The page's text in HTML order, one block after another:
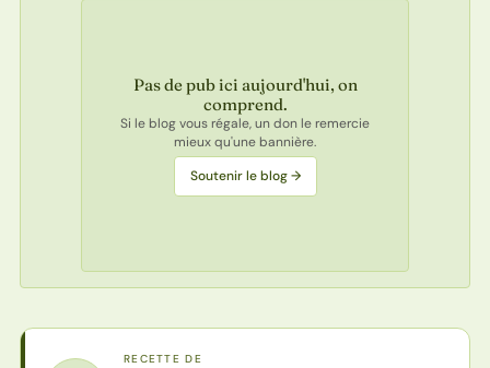
Pas de pub ici aujourd'hui, on
comprend.
Si le blog vous régale, un don le remercie
mieux qu'une bannière.
Soutenir le blog →
RECETTE DE